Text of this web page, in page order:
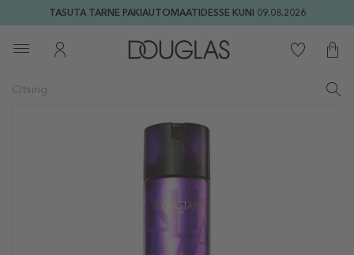
TASUTA TARNE PAKIAUTOMAATIDESSE KUNI 09.08.2026